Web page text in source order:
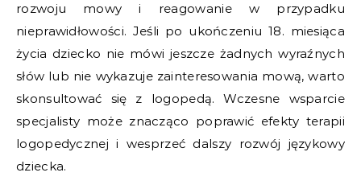
rozwoju mowy i reagowanie w przypadku
nieprawidłowości. Jeśli po ukończeniu 18. miesiąca
życia dziecko nie mówi jeszcze żadnych wyraźnych
słów lub nie wykazuje zainteresowania mową, warto
skonsultować się z logopedą. Wczesne wsparcie
specjalisty może znacząco poprawić efekty terapii
logopedycznej i wesprzeć dalszy rozwój językowy
dziecka.